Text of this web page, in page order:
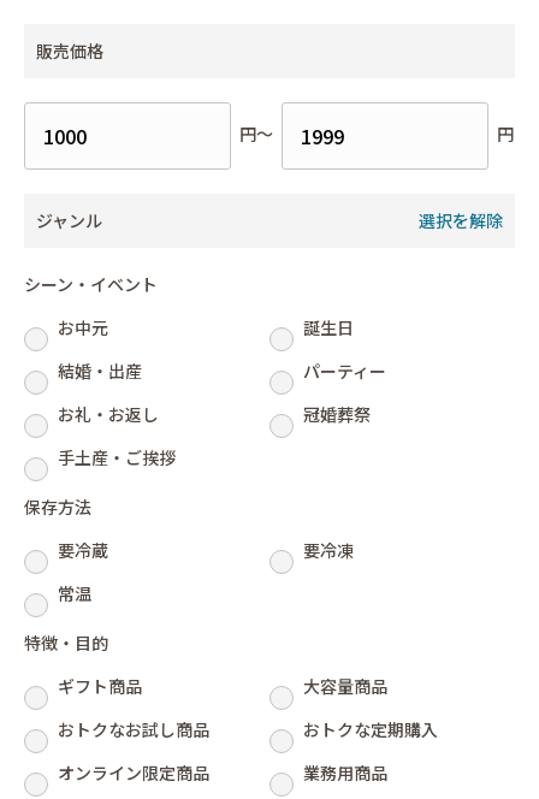
販売価格
円～ 円
ジャンル 選択を解除
シーン・イベント
お中元
誕生日
結婚・出産
パーティー
お礼・お返し
冠婚葬祭
手土産・ご挨拶
保存方法
要冷蔵
要冷凍
常温
特徴・目的
ギフト商品
大容量商品
おトクなお試し商品
おトクな定期購入
オンライン限定商品
業務用商品